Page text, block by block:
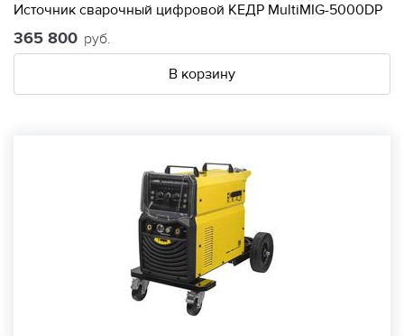
Источник сварочный цифровой КЕДР MultiMIG-5000DP
365 800 руб.
В корзину